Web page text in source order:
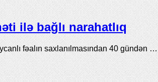
ilə bağlı narahatlıq
fəalın saxlanılmasından 40 gündən …